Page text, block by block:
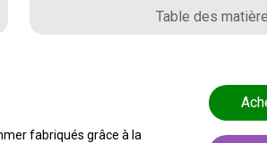
Table des
fabriqués grâce à la